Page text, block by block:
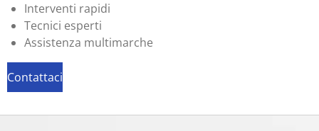
Interventi rapidi
Tecnici esperti
Assistenza multimarche
Contattaci